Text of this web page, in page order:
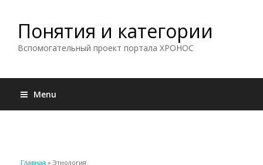
Понятия и категории
Вспомогательный проект портала ХРОНОС
Menu
Главная » Этнология